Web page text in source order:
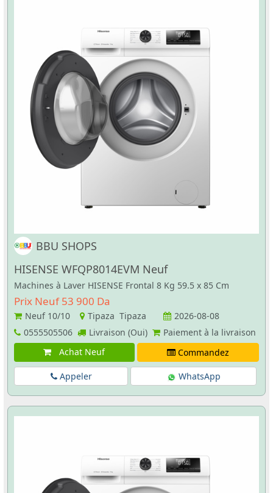
BBU SHOPS
HISENSE WFQP8014EVM Neuf
Machines à Laver HISENSE Frontal 8 Kg 59.5 x 85 Cm
Prix Neuf 53 900 Da
Neuf 10/10 Tipaza Tipaza
2026-08-08
0555505506
Livraison (Oui)
Paiement à la livraison
Achat Neuf
Commandez
Appeler WhatsApp